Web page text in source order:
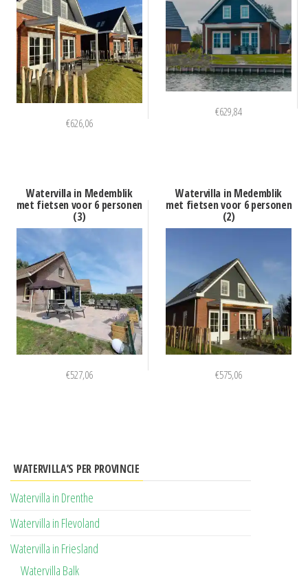
€626,06
€629,84
Watervilla in Medemblik
met fietsen voor 6 personen
(3)
€527,06
Watervilla in Medemblik
met fietsen voor 6 personen
(2)
€575,06
WATERVILLA’S PER PROVINCIE
Watervilla in Drenthe
Watervilla in Flevoland
Watervilla in Friesland
Watervilla Balk